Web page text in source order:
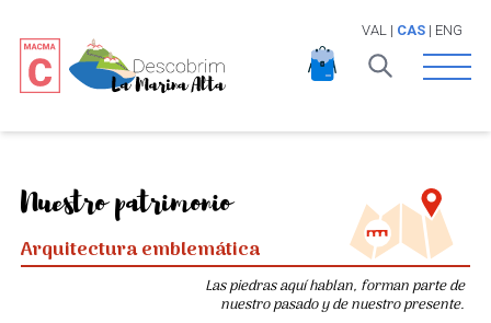
VAL | CAS| ENG
Open
Nuestro patrimonio
Arquitectura emblemática
Las piedras aquí hablan, forman parte de
nuestro pasado y de nuestro presente.